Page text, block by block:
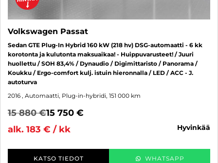
Volkswagen Passat
Sedan GTE Plug-In Hybrid 160 kW (218 hv) DSG-automaatti - 6 kk
korotonta ja kulutonta maksuaikaa! - Huippuvarusteet! / Juuri
huollettu / SOH 83,4% / Dynaudio / Digimittaristo / Panorama /
Koukku / Ergo-comfort kulj. istuin hieronnalla / LED / ACC - J.
autoturva
2016 , Automaatti, Plug-in-hybridi, 151 000 km
15 880 €15 750 €
alk. 183 € / kk
hyvinkää
KATSO TIEDOT WHATSAPP